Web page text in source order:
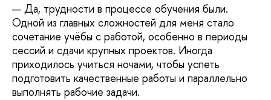
— Да, трудности в процессе обучения были.
Одной из главных сложностей для меня стало
сочетание учёбы с работой, особенно в периоды
сессий и сдачи крупных проектов. Иногда
приходилось учиться ночами, чтобы успеть
подготовить качественные работы и параллельно
выполнять рабочие задачи.